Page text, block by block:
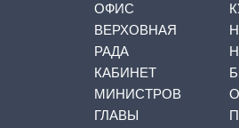
ОФИС
ВЕРХОВНАЯ
РАДА
КАБИНЕТ
МИНИСТРОВ
ГЛАВЫ